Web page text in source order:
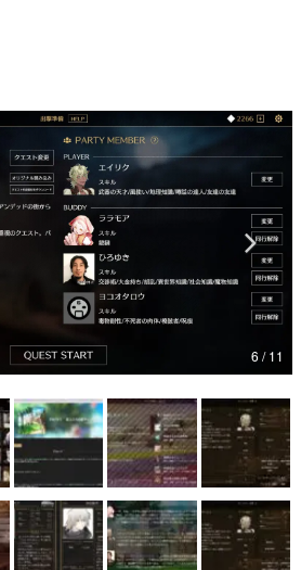
『ペンと箸』等で知られるマンガ家・田中圭
ゲーム業界レポートマンガです。
ームは面白い？
・hamatsu氏がゲームの魅力を画面や操作の
ら解き明かしていく、硬派で骨太な評論連載
えた日本語
「裏技」「ラスボス」… ゲームにまつわる言葉
法の変遷を、コンピューター文化史研究家・タ
徹底調査。
6 / 11